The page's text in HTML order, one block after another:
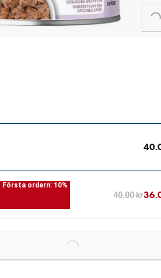
Loading...
Första ordern: 10%
40.00 kr
Loading...